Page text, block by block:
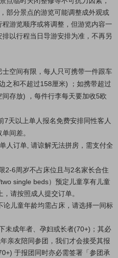
部分景点的游览可能调整成外观或
游览顺序或将调整，但游览内容一
以行程当日导游安排为准，不再另
士空间有限，每人只可携带一件跟车
之和不超过158厘米) ；如携带超过
存放) ，每件行李每天要加收5欧
7天以上单人报名免费安排同性客人
间差。
人订单, 请谅解无法拼房，需支付全
2-6周岁不占床位且与2名家长合住
single beds）预定儿童享有儿童
，请按照成人提交订单。
儿童年龄均需占床，请选择一间标
未成年者、孕妇或长者(70+)；其必
亲友陪同参团，我们才会接受其报
于报团同时亦必需签署「参团承